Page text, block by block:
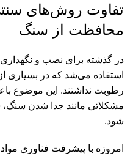
تفاوت روش‌های
محافظت از سنگ
در گذشته برای نصب و
استفاده می‌شد که در بسیاری
رطوبت نداشتند. این موضوع
مشکلاتی مانند جدا شدن
شود.
امروزه با پیشرفت فناوری